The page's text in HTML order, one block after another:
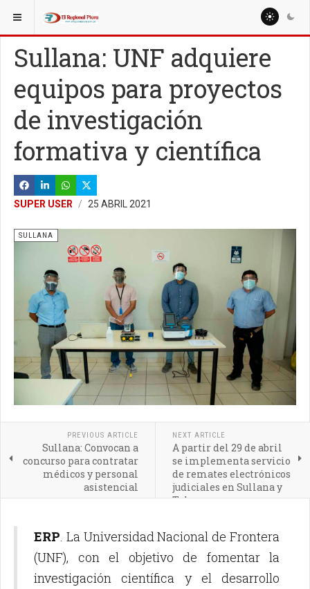
ESTÁ AQUÍ: LOCALES
Sullana: UNF adquiere
equipos para proyectos
de investigación
formativa y científica
SUPER USER 25 ABRIL 2021
SULLANA
PREVIOUS ARTICLE
Sullana: Convocan a
concurso para contratar
médicos y personal
asistencial
NEXT ARTICLE
A partir del 29 de abril
se implementa servicio
de remates electrónicos
judiciales en Sullana y
Talara
ERP . La Universidad Nacional de Frontera
(UNF), con el objetivo de fomentar la
investigación científica y el desarrollo